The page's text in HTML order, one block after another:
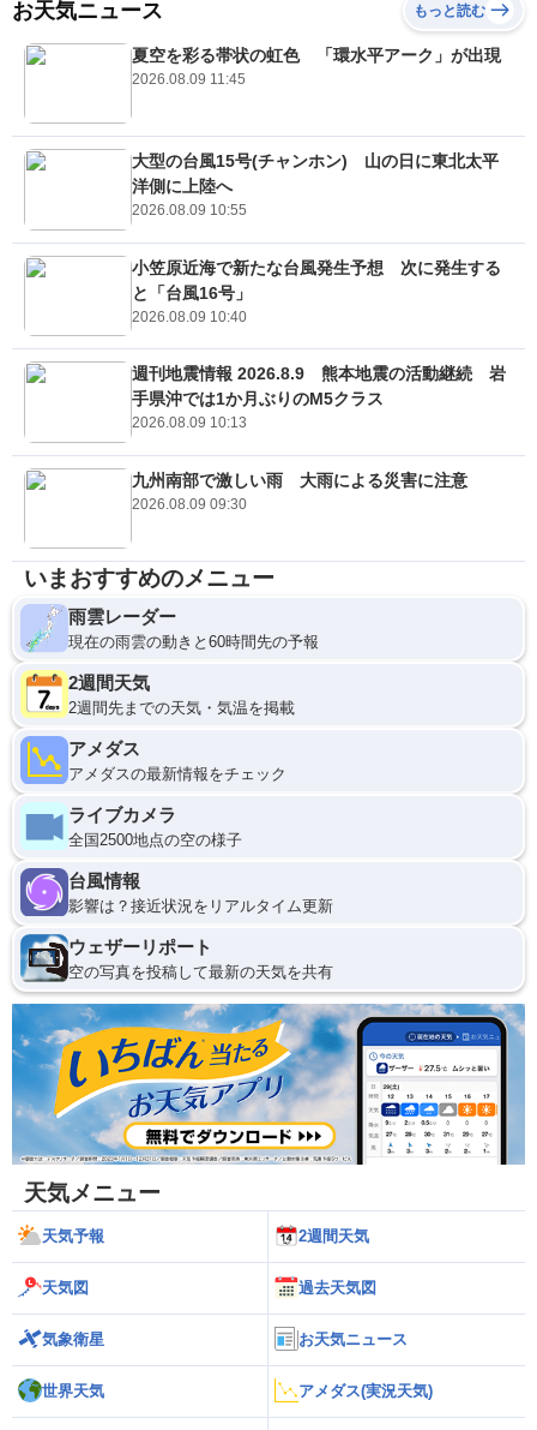
お天気ニュース もっと読む
夏空を彩る帯状の虹色 「環水平アーク」が出現
2026.08.09 11:45
大型の台風15号(チャンホン) 山の日に東北太平
洋側に上陸へ
2026.08.09 10:55
小笠原近海で新たな台風発生予想 次に発生する
と「台風16号」
2026.08.09 10:40
週刊地震情報 2026.8.9 熊本地震の活動継続 岩
手県沖では1か月ぶりのM5クラス
2026.08.09 10:13
九州南部で激しい雨 大雨による災害に注意
2026.08.09 09:30
いまおすすめのメニュー
雨雲レーダー
現在の雨雲の動きと60時間先の予報
2週間天気
2週間先までの天気・気温を掲載
アメダス
アメダスの最新情報をチェック
ライブカメラ
全国2500地点の空の様子
台風情報
影響は？接近状況をリアルタイム更新
ウェザーリポート
空の写真を投稿して最新の天気を共有
天気メニュー
天気予報 2週間天気
天気図 過去天気図
気象衛星 お天気ニュース
世界天気 アメダス(実況天気)